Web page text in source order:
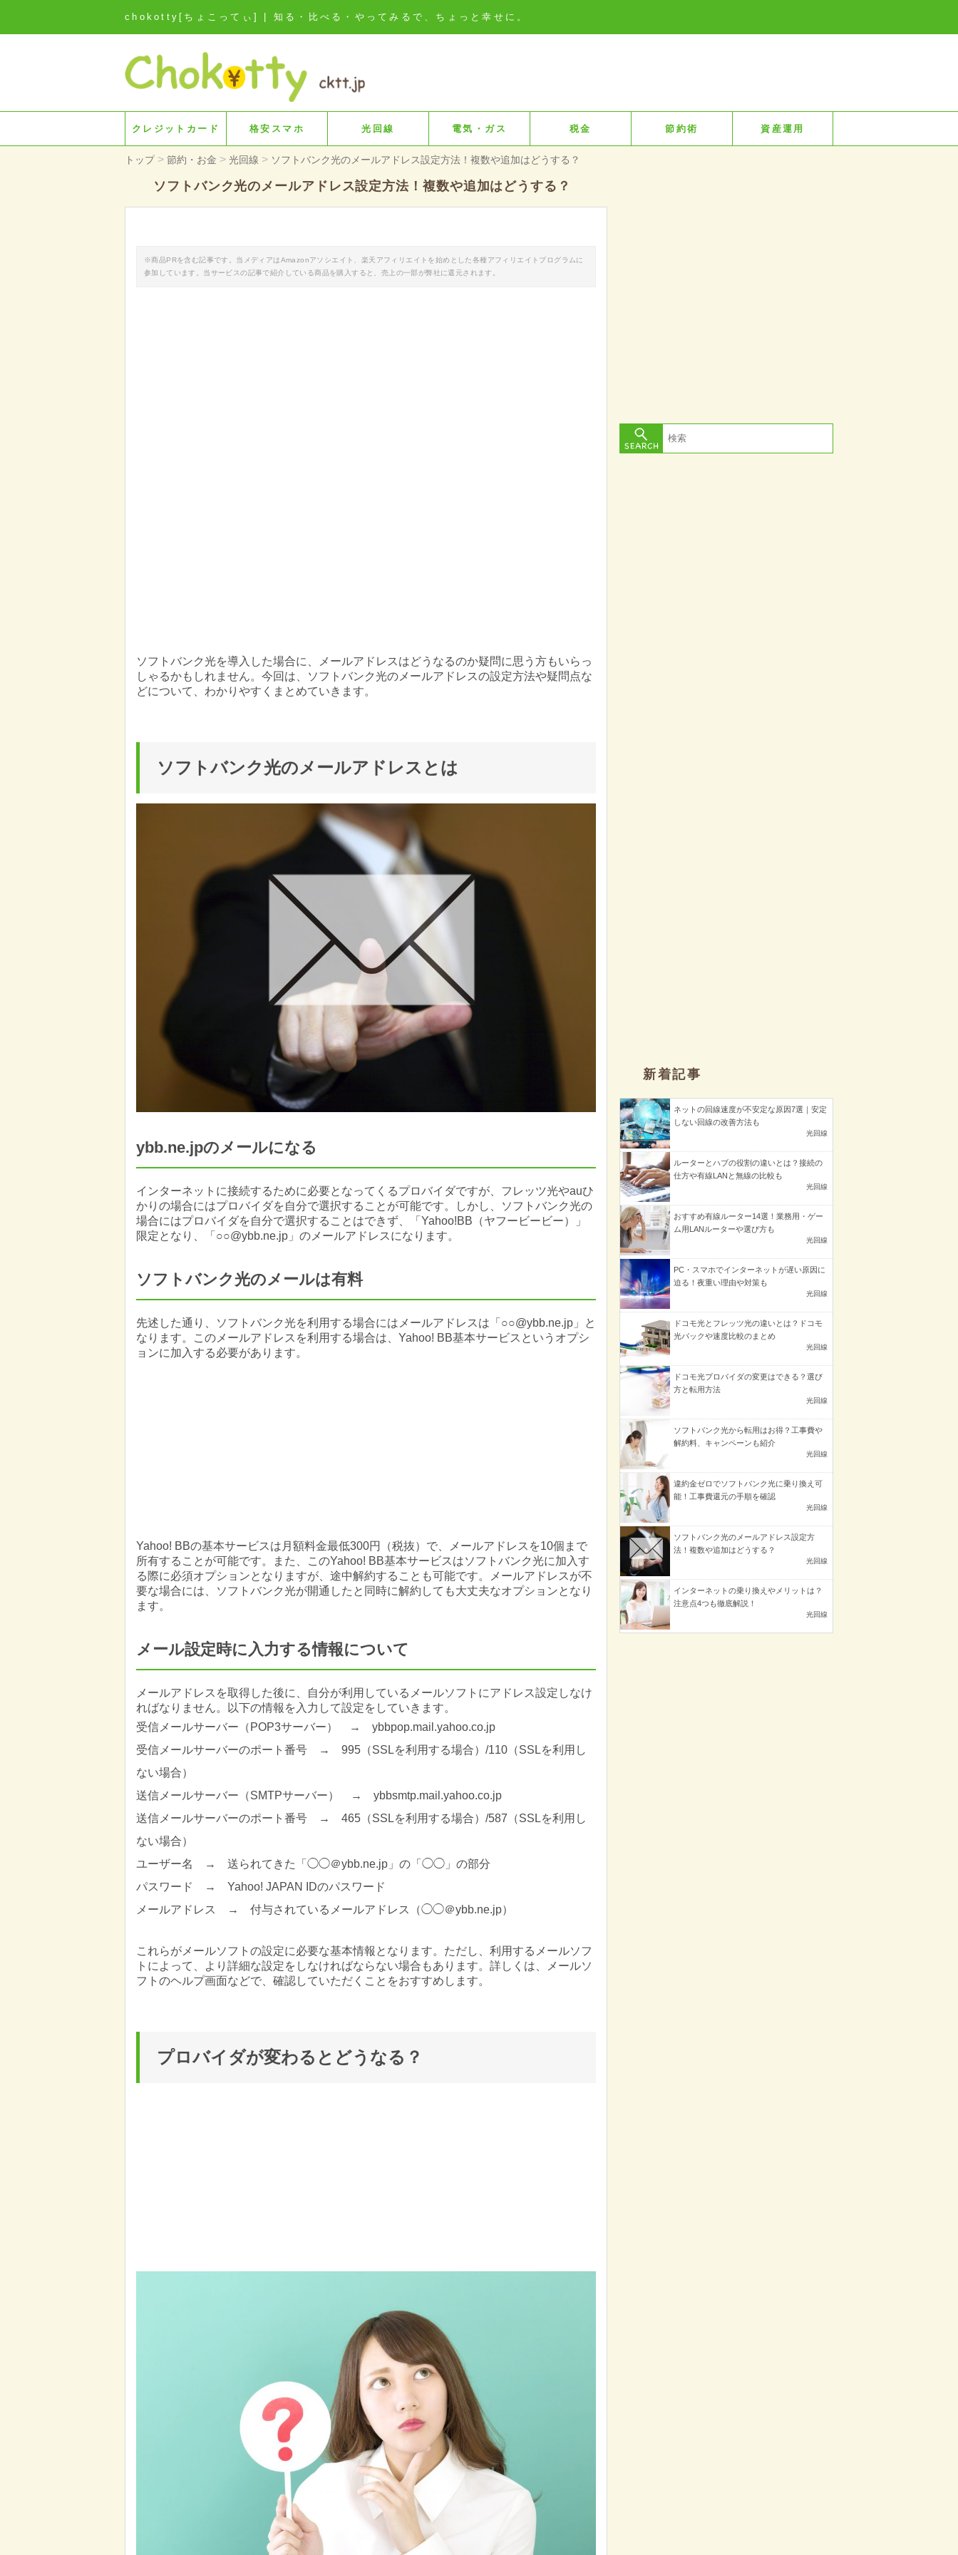
chokotty[ちょこってぃ] | 知る・比べる・やってみるで、ちょっと幸せに。
クレジットカード 格安スマホ 光回線 電気・ガス 税金 節約術 資産運用
トップ > 節約・お金 > 光回線 > ソフトバンク光のメールアドレス設定方法！複数や追加はどうする？
ソフトバンク光のメールアドレス設定方法！複数や追加はどうする？
※商品PRを含む記事です。当メディアはAmazonアソシエイト、楽天アフィリエイトを始めとした各種アフィリエイトプログラムに
参加しています。当サービスの記事で紹介している商品を購入すると、売上の一部が弊社に還元されます。
ソフトバンク光を導入した場合に、メールアドレスはどうなるのか疑問に思う方もいらっ
しゃるかもしれません。今回は、ソフトバンク光のメールアドレスの設定方法や疑問点な
どについて、わかりやすくまとめていきます。
ソフトバンク光のメールアドレスとは
ybb.ne.jpのメールになる
インターネットに接続するために必要となってくるプロバイダですが、フレッツ光やauひ
かりの場合にはプロバイダを自分で選択することが可能です。しかし、ソフトバンク光の
場合にはプロバイダを自分で選択することはできず、「Yahoo!BB（ヤフービービー）」
限定となり、「○○@ybb.ne.jp」のメールアドレスになります。
ソフトバンク光のメールは有料
先述した通り、ソフトバンク光を利用する場合にはメールアドレスは「○○@ybb.ne.jp」と
なります。このメールアドレスを利用する場合は、Yahoo! BB基本サービスというオプシ
ョンに加入する必要があります。
Yahoo! BBの基本サービスは月額料金最低300円（税抜）で、メールアドレスを10個まで
所有することが可能です。また、このYahoo! BB基本サービスはソフトバンク光に加入す
る際に必須オプションとなりますが、途中解約することも可能です。メールアドレスが不
要な場合には、ソフトバンク光が開通したと同時に解約しても大丈夫なオプションとなり
ます。
メール設定時に入力する情報について
メールアドレスを取得した後に、自分が利用しているメールソフトにアドレス設定しなけ
ればなりません。以下の情報を入力して設定をしていきます。
受信メールサーバー（POP3サーバー） → ybbpop.mail.yahoo.co.jp
受信メールサーバーのポート番号 → 995（SSLを利用する場合）/110（SSLを利用し
ない場合）
送信メールサーバー（SMTPサーバー） → ybbsmtp.mail.yahoo.co.jp
送信メールサーバーのポート番号 → 465（SSLを利用する場合）/587（SSLを利用し
ない場合）
ユーザー名 → 送られてきた「◯◯＠ybb.ne.jp」の「◯◯」の部分
パスワード → Yahoo! JAPAN IDのパスワード
メールアドレス → 付与されているメールアドレス（◯◯＠ybb.ne.jp）
これらがメールソフトの設定に必要な基本情報となります。ただし、利用するメールソフ
トによって、より詳細な設定をしなければならない場合もあります。詳しくは、メールソ
フトのヘルプ画面などで、確認していただくことをおすすめします。
プロバイダが変わるとどうなる？
新着記事
ネットの回線速度が不安定な原因7選｜安定
しない回線の改善方法も
光回線
ルーターとハブの役割の違いとは？接続の
仕方や有線LANと無線の比較も
光回線
おすすめ有線ルーター14選！業務用・ゲー
ム用LANルーターや選び方も
光回線
PC・スマホでインターネットが遅い原因に
迫る！夜重い理由や対策も
光回線
ドコモ光とフレッツ光の違いとは？ドコモ
光パックや速度比較のまとめ
光回線
ドコモ光プロバイダの変更はできる？選び
方と転用方法
光回線
ソフトバンク光から転用はお得？工事費や
解約料、キャンペーンも紹介
光回線
違約金ゼロでソフトバンク光に乗り換え可
能！工事費還元の手順を確認
光回線
ソフトバンク光のメールアドレス設定方
法！複数や追加はどうする？
光回線
インターネットの乗り換えやメリットは？
注意点4つも徹底解説！
光回線